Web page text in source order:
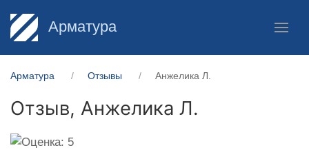
Арматура
Арматура Отзывы Анжелика Л.
Отзыв, Анжелика Л.